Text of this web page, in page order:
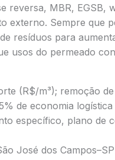
reversa, MBR, EGSB,
externo. Sempre que
resíduos para
usos do permeado
(R$/m³); remoção
de economia
específico, plano de
José dos